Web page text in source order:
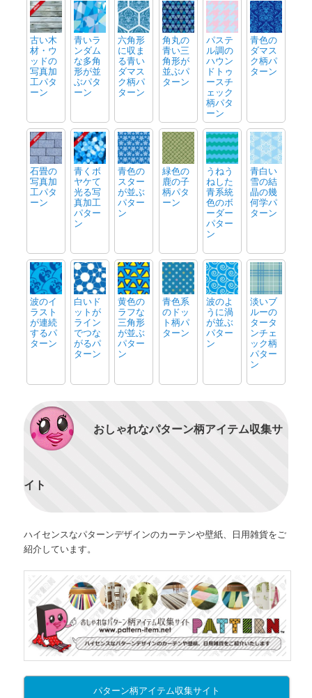
古い木
材・ウ
ッドの
写真加
工パタ
ーン
青いラ
ンダム
な多角
形が並
ぶパタ
ーン
六角形
に収ま
る青い
ダマス
ク柄パ
ターン
角丸の
青い三
角形が
並ぶパ
ターン
パステ
ル調の
ハウン
ドトゥ
ースチ
ェック
柄パタ
ーン
青色の
ダマス
ク柄パ
ターン
石畳の
写真加
工パタ
ーン
青くボ
ヤケて
光る写
真加工
パター
ン
青色の
スター
が並ぶ
パター
ン
緑色の
鹿の子
柄パタ
ーン
うねう
ねした
青系統
色のボ
ーダー
パター
ン
青白い
雪の結
晶の幾
何学パ
ターン
波のイ
ラスト
が連続
するパ
ターン
白いド
ットが
ライン
でつな
がるパ
ターン
黄色の
ラフな
三角形
が並ぶ
パター
ン
青色系
のドッ
ト柄パ
ターン
波のよ
うに渦
が並ぶ
パター
ン
淡いブ
ルーの
タータ
ンチェ
ック柄
パター
ン
おしゃれなパターン柄アイテム収集サ
イト
ハイセンスなパターンデザインのカーテンや壁紙、日用雑貨をご
紹介しています。
パターン柄アイテム収集サイト